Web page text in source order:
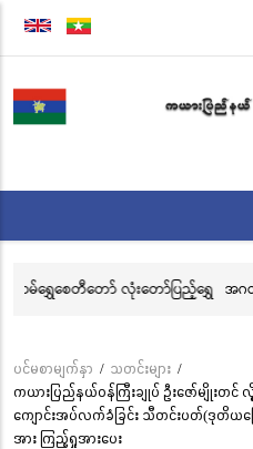
အဓိက
အကြောင်းအရာ
သွား
မည်
အဂတိလိုက်စားမှုတိုက်ဖျက်ရေး အသိပည
Breadcrumb
ပင်မစာမျက်နှာ / သတင်းများ /
ကယားပြည်နယ်ဝန်ကြီးချုပ် ဦးဇော်မျိုးတင်
ကျောင်းအပ်လက်ခံခြင်း သီတင်းပတ်(ဒုတိယမ
အား ကြည့်ရှုအားပေး